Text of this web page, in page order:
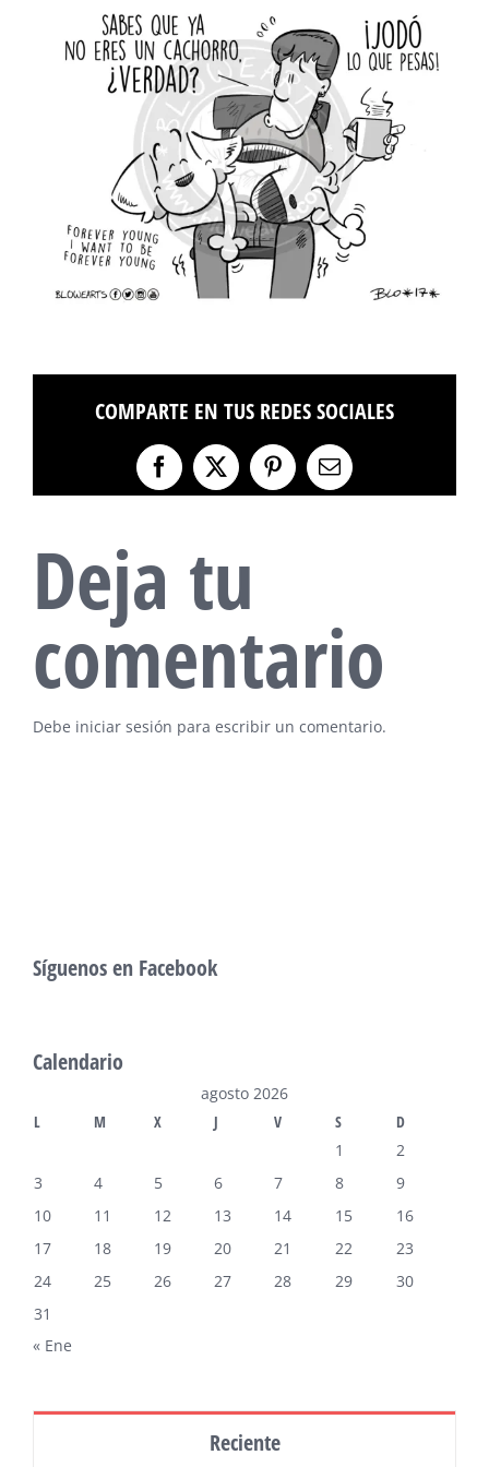
COMPARTE EN TUS REDES SOCIALES
Facebook
X PinterestCorreo
electrónico
Deja tu
comentario
Debe iniciar sesión para escribir un comentario.
Síguenos en Facebook
Calendario
agosto 2026
L
M X J V S
D
1
2
3
4 5 6 7 8
9
10
11 12 13 14 15
16
17
18 19 20 21 22
23
24
25 26 27 28 29
30
31
« Ene
Reciente